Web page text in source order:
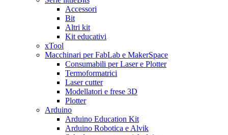
Accessori
Bit
Altri kit
Kit educativi
xTool
Macchinari per FabLab e MakerSpace
Consumabili per Laser e Plotter
Termoformatrici
Laser cutter
Modellatori e frese 3D
Plotter
Arduino
Arduino Education Kit
Arduino Robotica e Alvik